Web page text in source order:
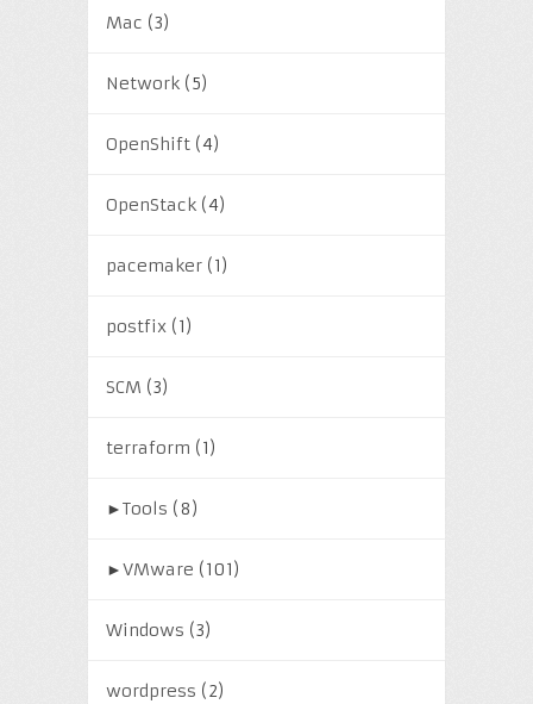
Mac (3)
Network(5)
OpenShift(4)
OpenStack(4)
pacemaker(1)
postfix(1)
SCM (3)
terraform (1)
►Tools (8)
►VMware (101)
Windows (3)
wordpress (2)